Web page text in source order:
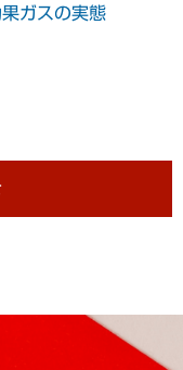
ガスの実態